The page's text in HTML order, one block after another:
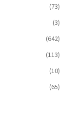
(73)
(3)
(642)
(113)
(10)
(65)